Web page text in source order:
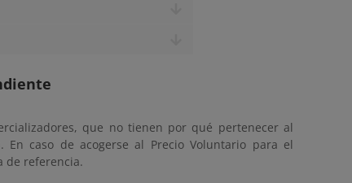
que no tienen por qué pertenecer al
caso de acogerse al Precio Voluntario para el
de referencia.